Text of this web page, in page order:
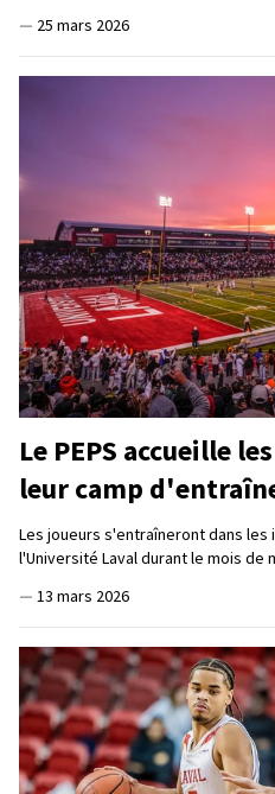
— 25 mars 2026
Le PEPS accueille
leur camp
Les joueurs s'entraîneront dans les
l'Université Laval durant le mois de
— 13 mars 2026